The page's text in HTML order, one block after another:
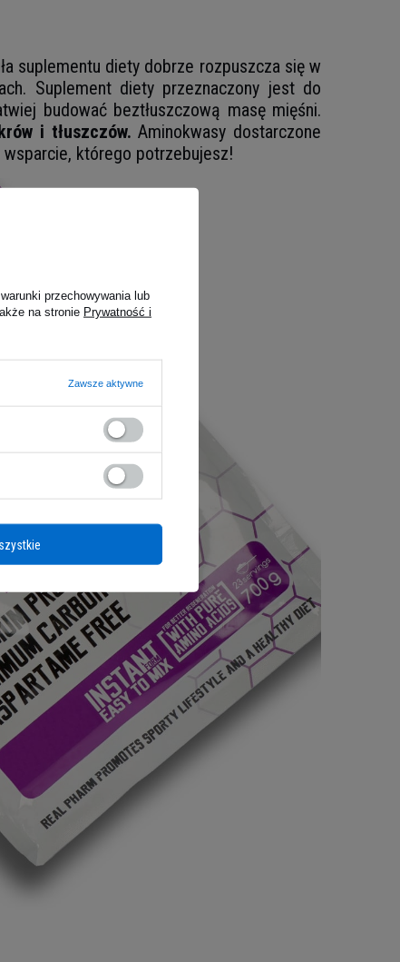
suplementu diety dobrze rozpuszcza się w
Suplement diety przeznaczony jest do
budować beztłuszczową masę mięśni.
i tłuszczów.Aminokwasy dostarczone
którego potrzebujesz!
przechowywania lub
na stronie Prywatność i
Zawsze aktywne